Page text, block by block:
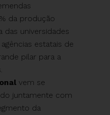
da produção
das universidades
estatais de
pilar para a
vem se
juntamente com
da